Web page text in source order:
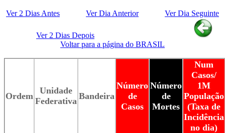
Ver 2 Dias Antes Ver Dia Anterior Ver Dia Seguinte
Ver 2 Dias Depois
Voltar para a página do BRASIL
Ordem
Unidade
Federativa Bandeira
Número
de
Casos
Número
de
Mortes
Num
Casos/
1M
População
(Taxa de
Incidência
no dia)